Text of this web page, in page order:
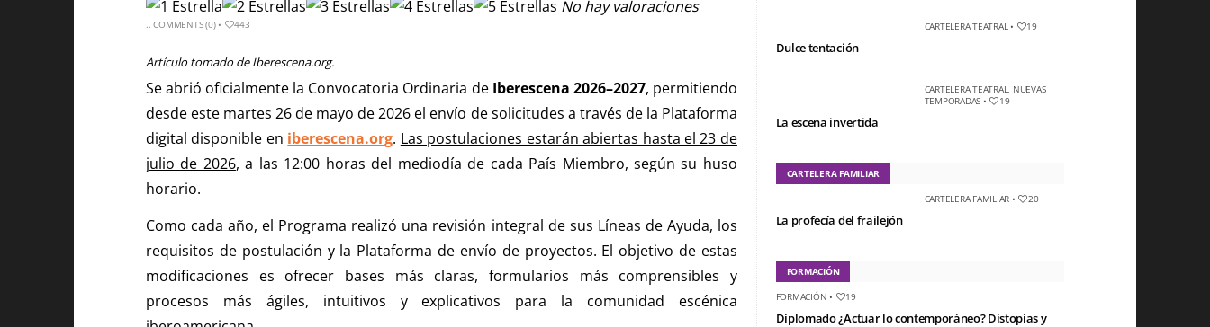
No hay valoraciones
..COMMENTS (0)• 443
Artículo tomado de Iberescena.org.
Se abrió oficialmente la Convocatoria Ordinaria de Iberescena 2026–2027, permitiendo
desde este martes 26 de mayo de 2026 el envío de solicitudes a través de la Plataforma
digital disponible en iberescena.org. Las postulaciones estarán abiertas hasta el 23 de
julio de 2026, a las 12:00 horas del mediodía de cada País Miembro, según su huso
horario.
Como cada año, el Programa realizó una revisión integral de sus Líneas de Ayuda, los
requisitos de postulación y la Plataforma de envío de proyectos. El objetivo de estas
modificaciones es ofrecer bases más claras, formularios más comprensibles y
procesos más ágiles, intuitivos y explicativos para la comunidad escénica
CARTELERA TEATRAL• 19
Dulce tentación
CARTELERA TEATRAL, NUEVAS
TEMPORADAS • 19
La escena invertida
CARTELERA FAMILIAR
CARTELERA FAMILIAR • 20
La profecía del frailejón
FORMACIÓN
FORMACIÓN • 19
Diplomado ¿Actuar lo contemporáneo? Distopías y